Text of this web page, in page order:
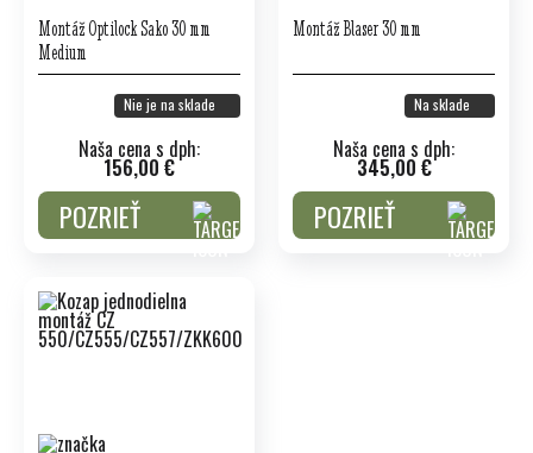
Montáž Optilock Sako 30 mm
Medium
Nie je na sklade
Naša cena s dph:
156,00 €
POZRIEŤ
Montáž Blaser 30 mm
Na sklade
Naša cena s dph:
345,00 €
POZRIEŤ